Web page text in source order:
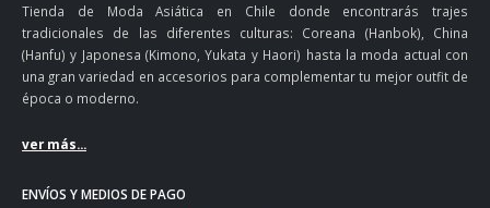
Tienda de Moda Asiática en Chile donde encontrarás trajes
tradicionales de las diferentes culturas: Coreana (Hanbok), China
(Hanfu) y Japonesa (Kimono, Yukata y Haori) hasta la moda actual con
una gran variedad en accesorios para complementar tu mejor outfit de
época o moderno.
ver más...
ENVÍOS Y MEDIOS DE PAGO